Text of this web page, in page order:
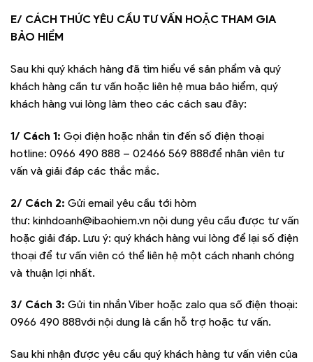
E/ CÁCH THỨC YÊU CẦU TƯ VẤN HOẶC THAM GIA
BẢO HIỂM
Sau khi quý khách hàng đã tìm hiểu về sản phẩm và quý
khách hàng cần tư vấn hoặc liên hệ mua bảo hiểm, quý
khách hàng vui lòng làm theo các cách sau đây:
1/ Cách 1: Gọi điện hoặc nhắn tin đến số điện thoại
hotline: 0966 490 888 – 02466 569 888để nhân viên tư
vấn và giải đáp các thắc mắc.
2/ Cách 2: Gửi email yêu cầu tới hòm
thư: kinhdoanh@ibaohiem.vn nội dung yêu cầu được tư vấn
hoặc giải đáp. Lưu ý: quý khách hàng vui lòng để lại số điện
thoại để tư vấn viên có thể liên hệ một cách nhanh chóng
và thuận lợi nhất.
3/ Cách 3: Gửi tin nhắn Viber hoặc zalo qua số điện thoại:
0966 490 888với nội dung là cần hỗ trợ hoặc tư vấn.
Sau khi nhận được yêu cầu quý khách hàng tư vấn viên của